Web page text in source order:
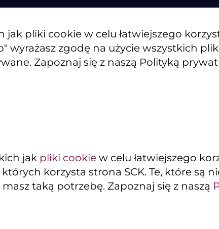
pliki cookie w celu łatwiejszego
zgodę na użycie wszystkich
Zapoznaj się z naszą Polityką
jak pliki cookie w celu łatwiejszego
korzysta strona SCK. Te, które są
masz taką potrzebę. Zapoznaj się z naszą